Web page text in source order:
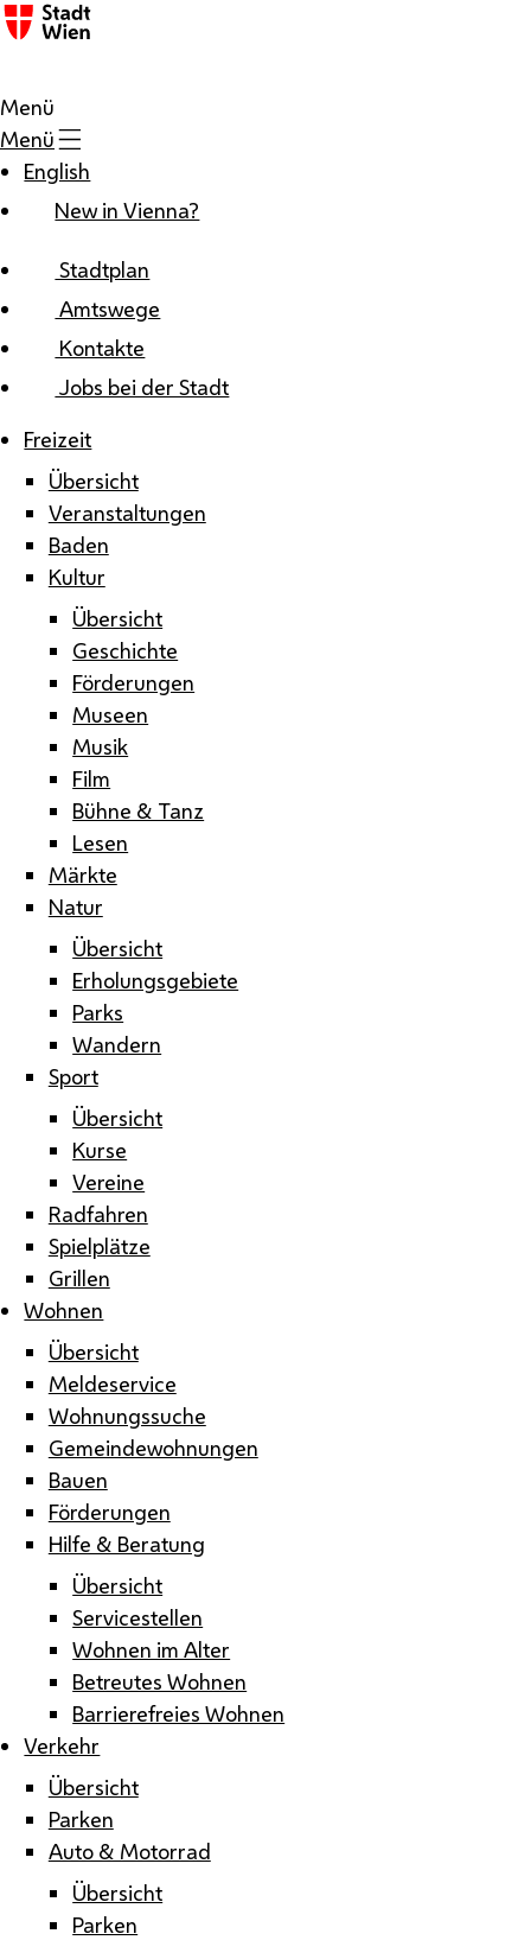
Zum Inhalt
Menü
Menü
English
New in Vienna?
Stadtplan
Amtswege
Kontakte
Jobs bei der Stadt
Freizeit
Übersicht
Veranstaltungen
Baden
Kultur
Übersicht
Geschichte
Förderungen
Museen
Musik
Film
Bühne & Tanz
Lesen
Märkte
Natur
Übersicht
Erholungsgebiete
Parks
Wandern
Sport
Übersicht
Kurse
Vereine
Radfahren
Spielplätze
Grillen
Wohnen
Übersicht
Meldeservice
Wohnungssuche
Gemeindewohnungen
Bauen
Förderungen
Hilfe & Beratung
Übersicht
Servicestellen
Wohnen im Alter
Betreutes Wohnen
Barrierefreies Wohnen
Verkehr
Übersicht
Parken
Auto & Motorrad
Übersicht
Parken